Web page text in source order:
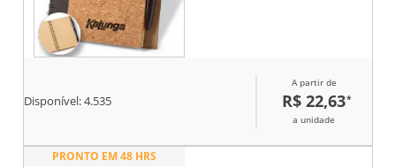
|Esferográfica: ø10 x 141 mm
Disponível:4.535
A partir de
R$ 22,63*
a unidade
PRONTO EM 48 HRS